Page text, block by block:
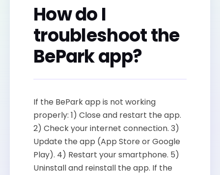
How do I
troubleshoot the
BePark app?
If the BePark app is not working
properly: 1) Close and restart the app.
2) Check your internet connection. 3)
Update the app (App Store or Google
Play). 4) Restart your smartphone. 5)
Uninstall and reinstall the app. If the